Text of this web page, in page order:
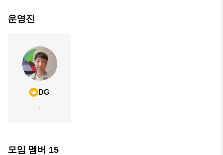
운영진
DG
모임 멤버 15